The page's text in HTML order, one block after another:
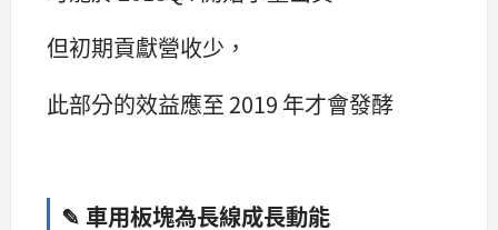
但初期貢獻營收少，
此部分的效益應至 2019 年才會發酵
✎ 車用板塊為長線成長動能